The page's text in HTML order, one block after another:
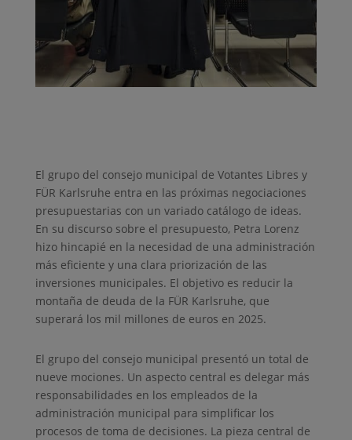
El grupo del consejo municipal de Votantes Libres y
FÜR Karlsruhe entra en las próximas negociaciones
presupuestarias con un variado catálogo de ideas.
En su discurso sobre el presupuesto, Petra Lorenz
hizo hincapié en la necesidad de una administración
más eficiente y una clara priorización de las
inversiones municipales. El objetivo es reducir la
montaña de deuda de la FÜR Karlsruhe, que
superará los mil millones de euros en 2025.
El grupo del consejo municipal presentó un total de
nueve mociones. Un aspecto central es delegar más
responsabilidades en los empleados de la
administración municipal para simplificar los
procesos de toma de decisiones. La pieza central de